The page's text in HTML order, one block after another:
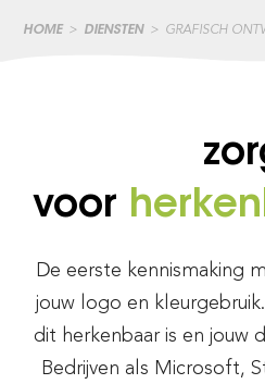
HOME > DIENSTEN > GRAFISCH
voor
De eerste kennismaking
jouw logo en
dit herkenbaar is en jouw
Bedrijven als Microsoft,